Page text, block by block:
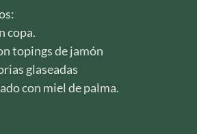
copa.
topings de jamón
glaseadas
con miel de palma.